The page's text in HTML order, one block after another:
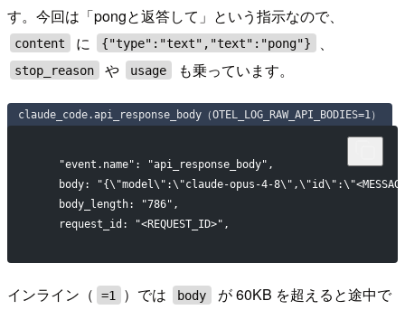
す。今回は「pongと返答して」という指示なので、
content に {"type":"text","text":"pong"} 、
stop_reason や usage も乗っています。
claude_code.api_response_body（OTEL_LOG_RAW_API_BODIES=1）
    "event.name": "api_response_body",
body: "{\"model\":\"claude-opus-4-
    body_length: "786",
    request_id: "<REQUEST_ID>",
インライン（ =1 ）では body
が 60KB を超えると途中で